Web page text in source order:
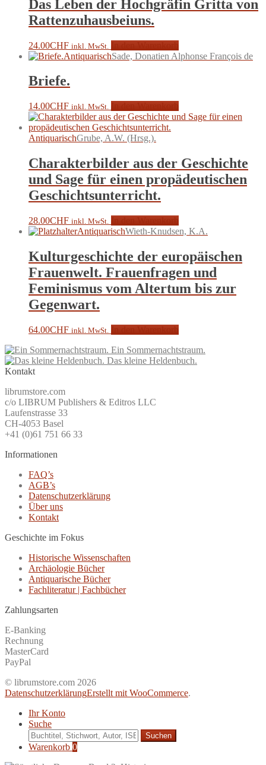
Das Leben der Hochgräfin Gritta von
Rattenzuhausbeiuns.
24.00CHF inkl. MwSt.
AntiquarischSade, Donatien Alphonse François de
Briefe.
14.00CHF inkl. MwSt.
AntiquarischGrube, A.W. (Hrsg.).
Charakterbilder aus der Geschichte
und Sage für einen propädeutischen
Geschichtsunterricht.
28.00CHF inkl. MwSt.
AntiquarischWieth-Knudsen, K.A.
Kulturgeschichte der europäischen
Frauenwelt. Frauenfragen und
Feminismus vom Altertum bis zur
Gegenwart.
64.00CHF inkl. MwSt.
Ein Sommernachtstraum.
Das kleine Heldenbuch.
Kontakt
librumstore.com
c/o LIBRUM Publishers & Editros LLC
Laufenstrasse 33
CH-4053 Basel
+41 (0)61 751 66 33
Informationen
FAQ’s
AGB’s
Datenschutzerklärung
Über uns
Kontakt
Geschichte im Fokus
Historische Wissenschaften
Archäologie Bücher
Antiquarische Bücher
Fachliteratur | Fachbücher
Zahlungsarten
E-Banking
Rechnung
MasterCard
PayPal
© librumstore.com 2026
DatenschutzerklärungErstellt mit WooCommerce.
Ihr Konto
Suche
Suche
nach:
Warenkorb 0